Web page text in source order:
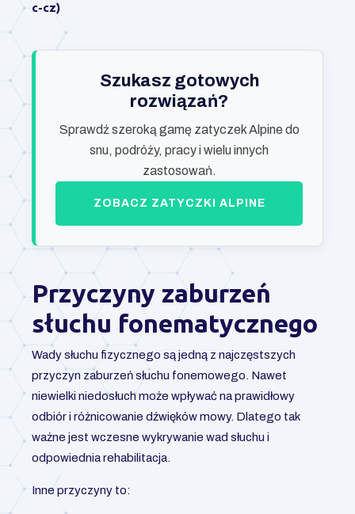
c-cz)
Szukasz gotowych
rozwiązań?
Sprawdź szeroką gamę zatyczek Alpine do
snu, podróży, pracy i wielu innych
zastosowań.
ZOBACZ ZATYCZKI ALPINE
Przyczyny zaburzeń
słuchu fonematycznego
Wady słuchu fizycznego są jedną z najczęstszych
przyczyn zaburzeń słuchu fonemowego. Nawet
niewielki niedosłuch może wpływać na prawidłowy
odbiór i różnicowanie dźwięków mowy. Dlatego tak
ważne jest wczesne wykrywanie wad słuchu i
odpowiednia rehabilitacja.
Inne przyczyny to: